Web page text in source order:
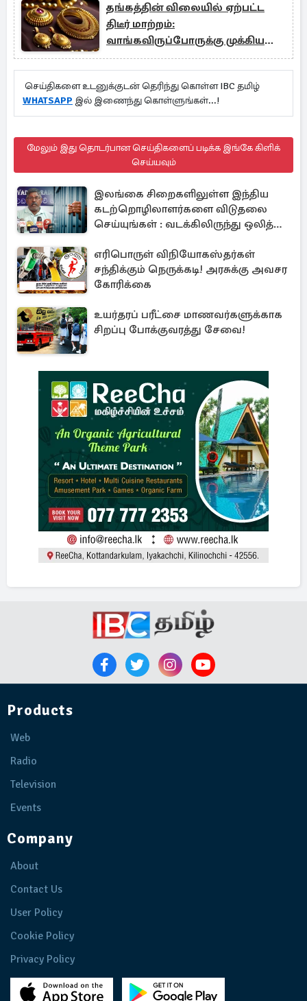
தங்கத்தின் விலையில் ஏற்பட்ட
திடீர் மாற்றம்:
வாங்கவிருப்போருக்கு முக்கிய
தகவல்
செய்திகளை உடனுக்குடன் தெரிந்து கொள்ள IBC தமிழ்
WHATSAPP இல் இணைந்து கொள்ளுங்கள்...!
மேலும் இது தொடர்பான செய்திகளைப் படிக்க இங்கே கிளிக்
செய்யவும்
இலங்கை சிறைகளிலுள்ள இந்திய
கடற்றொழிலாளர்களை விடுதலை
செய்யுங்கள் : வடக்கிலிருந்து ஒலித்த
எரிபொருள் விநியோகஸ்தர்கள்
சந்திக்கும் நெருக்கடி! அரசுக்கு அவசர
கோரிக்கை
உயர்தரப் பரீட்சை மாணவர்களுக்காக
சிறப்பு போக்குவரத்து சேவை!
Products
Web
Radio
Television
Events
Company
About
Contact Us
User Policy
Cookie Policy
Privacy Policy